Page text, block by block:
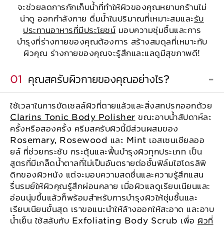
จะช่วยลดการกักเก็บน้ำที่ทำให้ผิวของคุณหยาบกร้านไม่
น่าดู ออกกำลังกาย ดื่มน้ำในปริมาณที่เหมาะสมและรับ
ประทานอาหารที่มีประโยชน์ มอบความชุ่มชื้นและการ
บำรุงที่ร่างกายของคุณต้องการ สร้างสมดุลที่เหมาะกับ
ผิวคุณ ร่างกายของคุณจะรู้สึกและแลดูมีสุขภาพดี!
01 คุณสครับผิวกายของคุณอย่างไร?
ใช้เวลาในการขัดเซลล์ผิวที่ตายแล้วและสิ่งสกปรกออกด้วย
Clarins Tonic Body Polisher ขณะอาบน้ำสัปดาห์ละ
ครั้งหรือสองครั้ง ครีมสครับผิวนี้มีส่วนผสมของ
Rosemary, Rosewood และ Mint เอสเซนเชียลออ
ยล์ ที่ช่วยกระชับ กระตุ้นและฟื้นบำรุงผิวทุกประเภท เป็น
สูตรที่มีเกล็ดน้ำตาลที่ไม่เป็นอันตรายต่อชั้นฟิล์มไฮโดรลิพิ
ดิกของผิวหนัง แต่จะมอบความสดชื่นและความรู้สึกแสน
รื่นรมย์ให้ผิวคุณรู้สึกผ่อนคลาย เมื่อผิวแลดูเรียบเนียนและ
อ่อนนุ่มขึ้นแล้วก็พร้อมสำหรับการบำรุงผิวให้ชุ่มชื้นและ
เรียบเนียนขั้นสุด เราขอแนะนำให้ล้างออกให้สะอาด และอาบ
น้ำเย็น ใช้สลับกับ Exfoliating Body Scrub เพื่อ ผิวที่